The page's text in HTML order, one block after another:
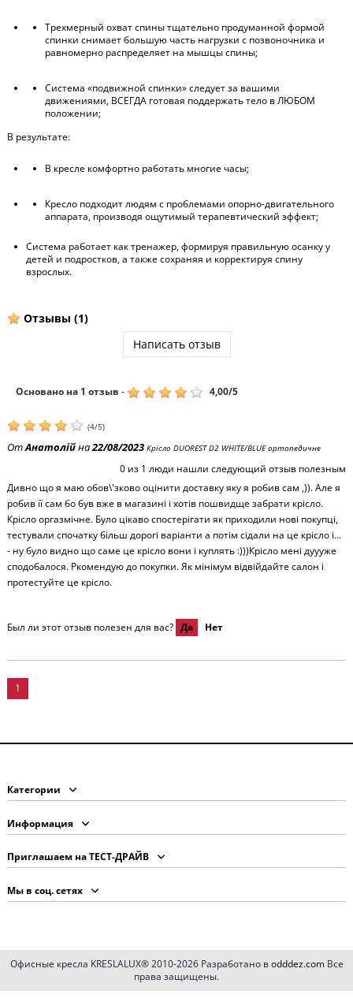
Трехмерный охват спины тщательно продуманной формой
спинки снимает большую часть нагрузки с позвоночника и
равномерно распределяет на мышцы спины;
Система «подвижной спинки» следует за вашими
движениями, ВСЕГДА готовая поддержать тело в ЛЮБОМ
положении;
В результате:
В кресле комфортно работать многие часы;
Кресло подходит людям с проблемами опорно-двигательного
аппарата, производя ощутимый терапевтический эффект;
Система работает как тренажер, формируя правильную осанку у
детей и подростков, а также сохраняя и корректируя спину
взрослых.
Отзывы (1)
Написать отзыв
Основано на 1 отзыв - 4,00/5
(4/5)
ОтАнатолійна22/08/2023 Крісло DUOREST D2 WHITE/BLUE ортопедичне
0 из 1 люди нашли следующий отзыв полезным
Дивно що я маю обов\'зково оцінити доставку яку я робив сам ,)). Але я
робив її сам бо був вже в магазині і хотів пошвидще забрати крісло.
Крісло оргазмічне. Було цікаво спостерігати як приходили нові покупці,
тестували спочатку більш дорогі варіанти а потім сідали на це крісло і...
- ну було видно що саме це крісло вони і куплять :)))Крісло мені дуууже
сподобалося. Ркомендую до покупки. Як мінімум відвійдайте салон і
протестуйте це крісло.
Был ли этот отзыв полезен для вас? Да Нет
1
Категории
Информация
Приглашаем на ТЕСТ-ДРАЙВ
Мы в соц. сетях
Офисные кресла KRESLALUX® 2010-2026 Разработано вodddez.comВсе
права защищены.